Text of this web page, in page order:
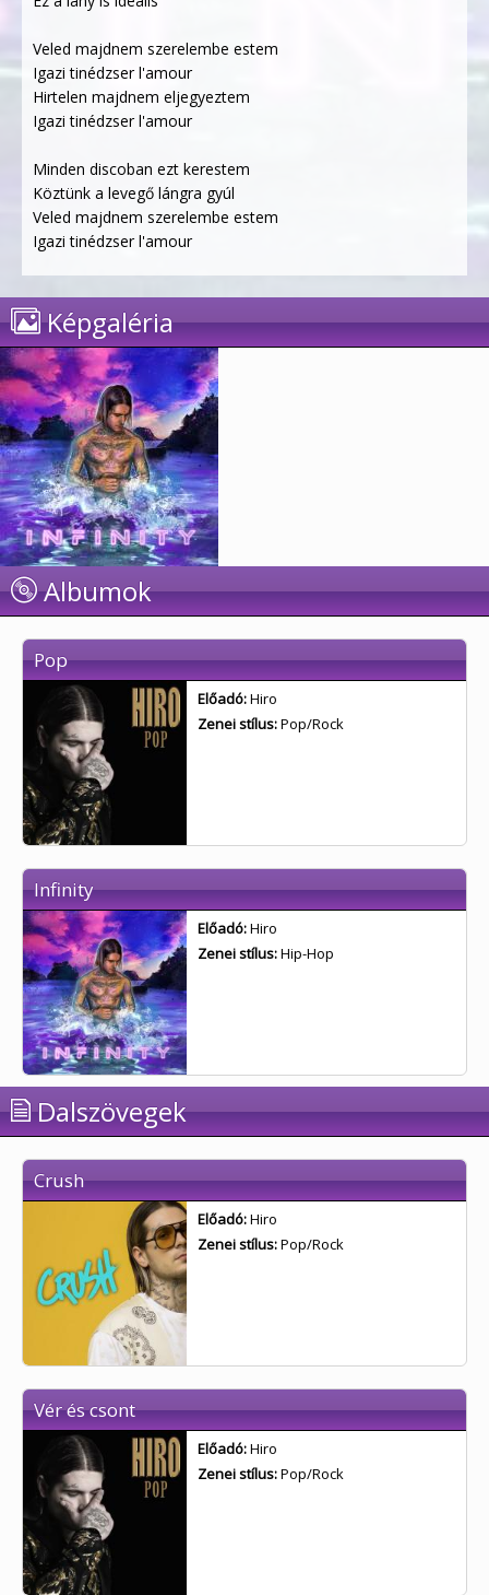
Veled majdnem szerelembe estem
Igazi tinédzser l'amour
Hirtelen majdnem eljegyeztem
Igazi tinédzser l'amour
Minden discoban ezt kerestem
Köztünk a levegő lángra gyúl
Veled majdnem szerelembe estem
Igazi tinédzser l'amour
Képgaléria
Albumok
Pop
Előadó:Hiro
Zenei stílus:Pop/Rock
Infinity
Előadó:Hiro
Zenei stílus:Hip-Hop
Dalszövegek
Crush
Előadó:Hiro
Zenei stílus:Pop/Rock
Vér és csont
Előadó:Hiro
Zenei stílus:Pop/Rock